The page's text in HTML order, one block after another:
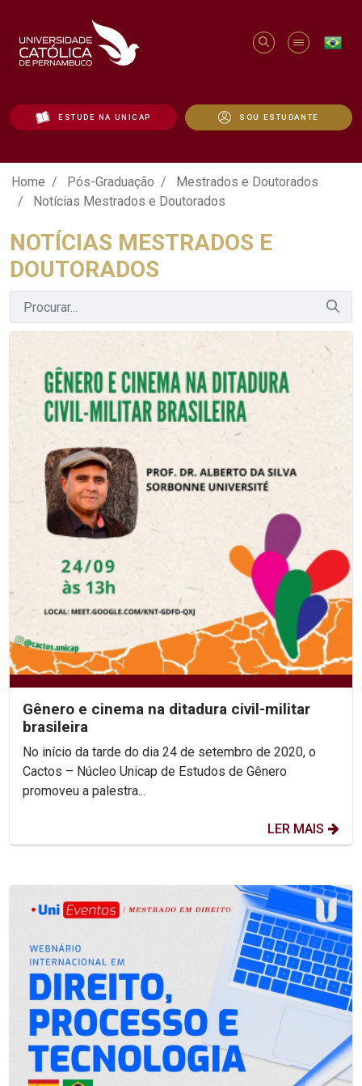
ESTUDE NA UNICAP SOU ESTUDANTE
Notícias Mestrados e Doutorados -
Home Pós-Graduação
Mestrados e Doutorados
Notícias Mestrados e Doutorados
NOTÍCIAS MESTRADOS E
DOUTORADOS
Gênero e cinema na ditadura civil-militar
brasileira
No início da tarde do dia 24 de setembro de 2020, o
Cactos – Núcleo Unicap de Estudos de Gênero
promoveu a palestra...
LER MAIS